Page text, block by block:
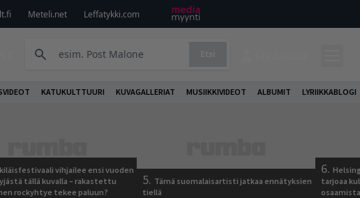
Meteli.net Leffatykki.com
KATUKULTTUURI KUVAGALLERIAT MUSIIKKIVIDEOT ALBUMIT LYRIIKKABLOGI
vihjailee ensi vuoden
tällä kuvalla – rakastettu
rockyhtye tekee paluun?
5. Tämä suomalaisartisti jatkaa ennätyksien
tiellä
6.
tarjoaa